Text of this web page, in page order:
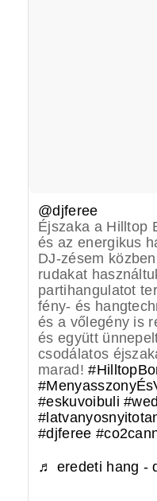
@djferee
Éjszaka a Hilltop
és az energikus
DJ-zésem
rudakat
partihangulatot
fény- és
és a vőlegény is
és együtt
csodálatos
marad!
#eskuvoibuli
#djferee
♬ eredeti hang -